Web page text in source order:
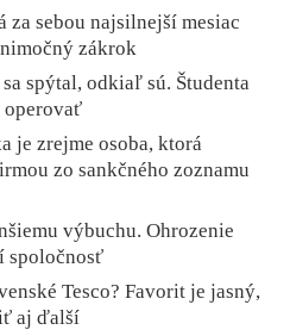
za sebou najsilnejší mesiac
zákrok
spýtal, odkiaľ sú. Študenta
operovať
je zrejme osoba, ktorá
zo sankčného zoznamu
výbuchu. Ohrozenie
spoločnosť
Tesco? Favorit je jasný,
aj ďalší